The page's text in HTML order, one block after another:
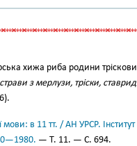
хижа риба родини
з мерлузи, тріски,
мови: в 11 тт. / АН УРСР.
— Т. 11. — С. 694.